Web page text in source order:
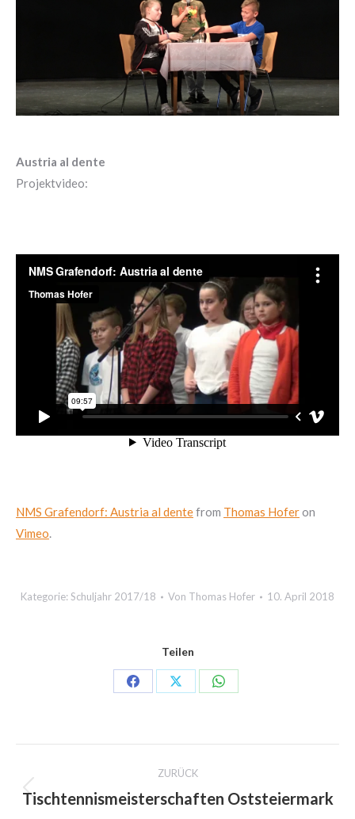
Austria al dente
Projektvideo:
NMS Grafendorf: Austria al dentefrom Thomas Hoferon
Vimeo.
Kategorie: Schuljahr 2017/18 Von Thomas Hofer 10. April 2018
Teilen
Share
Share
Share
NAVIGATION
ZURÜCK
Previous
Tischtennismeisterschaften Oststeiermark